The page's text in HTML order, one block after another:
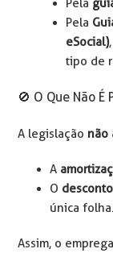
Pela
Pela
eSocial)
tipo de
🚫 O Que Não É
A legislação não
A
O
única folha.
Assim, o